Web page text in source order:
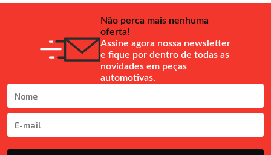
Não perca mais nenhuma
oferta!
Assine agora nossa newsletter
e fique por dentro de todas as
novidades em peças
automotivas.